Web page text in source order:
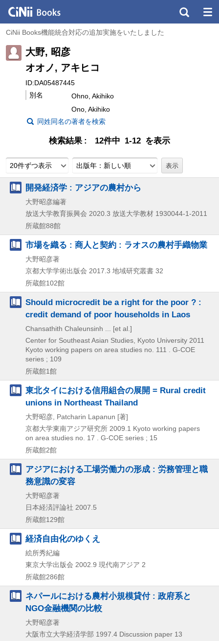
CiNii Books機能統合対応の追加実施をいたしました
大野, 昭彦
オオノ, アキヒコ
ID:DA05487445
別名
Ohno, Akihiko
Ono, Akihiko
同姓同名の著者を検索
検索結果 12件中 1-12 を表示
20件ずつ表示 出版年：新しい順
開発経済学 : アジアの農村から
大野昭彦編著
放送大学教育振興会 2020.3 放送大学教材 1930044-1-2011
所蔵館88館
市場を織る : 商人と契約 : ラオスの農村手織物業
大野昭彦著
京都大学学術出版会 2017.3 地域研究叢書 32
所蔵館102館
Should microcredit be a right for the poor ? :
credit demand of poor households in Laos
Chansathith Chaleunsinh ... [et al.]
Center for Southeast Asian Studies, Kyoto University 2011
Kyoto working papers on area studies no. 111 . G-COE
series ; 109
所蔵館1館
東北タイにおける信用組合の展開 = Rural credit
unions in Northeast Thailand
大野昭彦, Patcharin Lapanun [著]
京都大学東南アジア研究所 2009.1 Kyoto working papers
on area studies no. 17 . G-COE series ; 15
所蔵館2館
アジアにおける工場労働力の形成 : 労務管理と職
務意識の変容
大野昭彦著
日本経済評論社 2007.5
所蔵館129館
経済自由化のゆくえ
絵所秀紀編
東京大学出版会 2002.9 現代南アジア 2
所蔵館286館
ネパールにおける農村小規模貸付 : 政府系と
NGO金融機関の比較
大野昭彦著
大阪市立大学経済学部 1997.4 Discussion paper 13